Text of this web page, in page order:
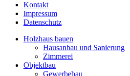
Kontakt
Impressum
Datenschutz
Holzhaus bauen
Hausanbau und Sanierung
Zimmerei
Objektbau
Gewerbebau